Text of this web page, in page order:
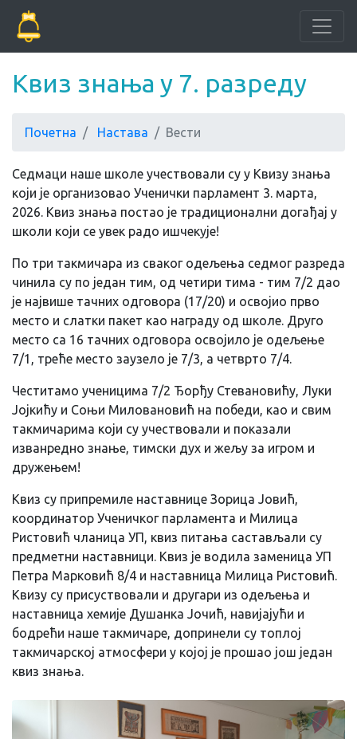
Квиз знања у 7. разреду
Почетна Настава Вести
Седмаци наше школе учествовали су у Квизу знања
који је организовао Ученички парламент 3. марта,
2026. Квиз знања постао је традиционални догађај у
школи који се увек радо ишчекује!
По три такмичара из сваког одељења седмог разреда
чинила су по један тим, од четири тима - тим 7/2 дао
је највише тачних одговора (17/20) и освојио прво
место и слатки пакет као награду од школе. Друго
место са 16 тачних одговора освојило је одељење
7/1, треће место заузело је 7/3, а четврто 7/4.
Честитамо ученицима 7/2 Ђорђу Стевановићу, Луки
Јојкићу и Соњи Миловановић на победи, као и свим
такмичарима који су учествовали и показали
изванредно знање, тимски дух и жељу за игром и
дружењем!
Квиз су припремиле наставнице Зорица Јовић,
координатор Ученичког парламента и Милица
Ристовић чланица УП, квиз питања састављали су
предметни наставници. Квиз је водила заменица УП
Петра Марковић 8/4 и наставница Милица Ристовић.
Квизу су присуствовали и другари из одељења и
наставница хемије Душанка Јочић, навијајући и
бодрећи наше такмичаре, допринели су топлој
такмичарској атмосфери у којој је прошао још један
квиз знања.